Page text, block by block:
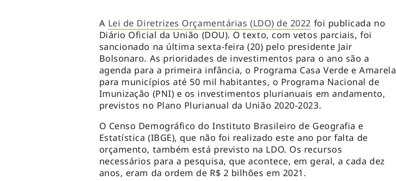
A Lei de Diretrizes Orçamentárias (LDO) de 2022 foi publicada no
Diário Oficial da União (DOU). O texto, com vetos parciais, foi
sancionado na última sexta-feira (20) pelo presidente Jair
Bolsonaro. As prioridades de investimentos para o ano são a
agenda para a primeira infância, o Programa Casa Verde e Amarela
para municípios até 50 mil habitantes, o Programa Nacional de
Imunização (PNI) e os investimentos plurianuais em andamento,
previstos no Plano Plurianual da União 2020-2023.
O Censo Demográfico do Instituto Brasileiro de Geografia e
Estatística (IBGE), que não foi realizado este ano por falta de
orçamento, também está previsto na LDO. Os recursos
necessários para a pesquisa, que acontece, em geral, a cada dez
anos, eram da ordem de R$ 2 bilhões em 2021.